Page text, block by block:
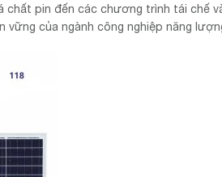
chất pin đến các chương trình tái chế
của ngành công nghiệp năng